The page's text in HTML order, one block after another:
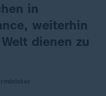
in
weiterhin
dienen zu